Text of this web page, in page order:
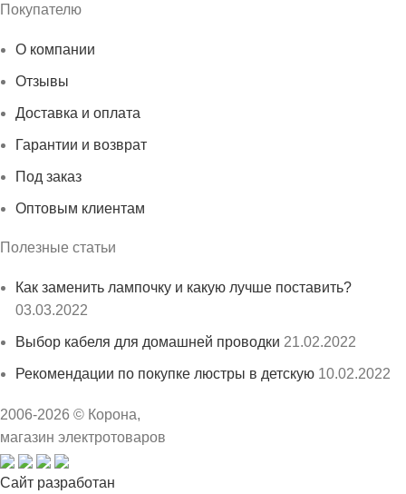
Покупателю
О компании
Отзывы
Доставка и оплата
Гарантии и возврат
Под заказ
Оптовым клиентам
Полезные статьи
Как заменить лампочку и какую лучше поставить?
03.03.2022
Выбор кабеля для домашней проводки 21.02.2022
Рекомендации по покупке люстры в детскую 10.02.2022
2006-2026 © Корона,
магазин электротоваров
Сайт разработан